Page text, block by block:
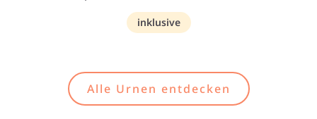
inklusive
Alle Urnen entdecken